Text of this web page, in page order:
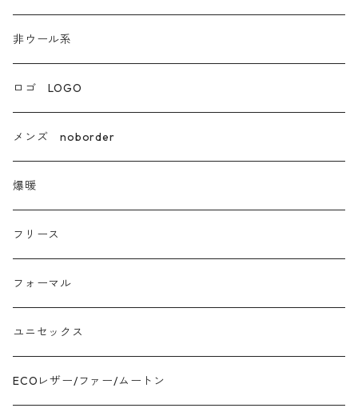
非ウール系
エコレザー合成皮革
カシミア
ラクーン フェレット フォックス
モヘア
モチッとニット
ツイード
ジャガード
非ウール系
ロゴ LOGO
メンズ noborder
爆暖
フリース
フォーマル
ユニセックス
ECOレザー/ファー/ムートン